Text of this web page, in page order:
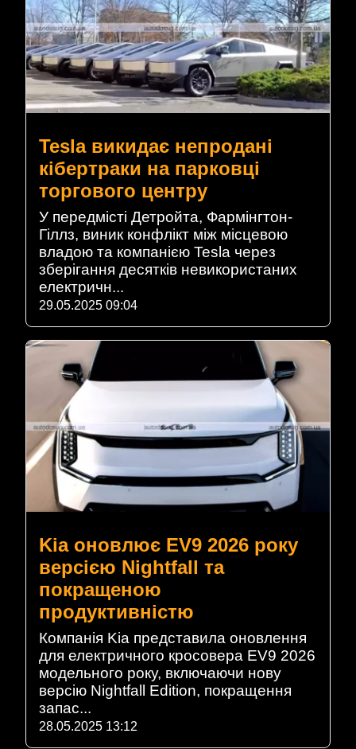
Tesla викидає непродані
кібертраки на парковці
торгового центру
У передмісті Детройта, Фармінгтон-
Гіллз, виник конфлікт між місцевою
владою та компанією Tesla через
зберігання десятків невикористаних
електричн...
29.05.2025 09:04
Kia оновлює EV9 2026 року
версією Nightfall та
покращеною
продуктивністю
Компанія Kia представила оновлення
для електричного кросовера EV9 2026
модельного року, включаючи нову
версію Nightfall Edition, покращення
запас...
28.05.2025 13:12